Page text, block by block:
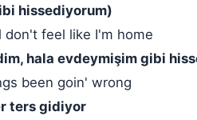
hissediyorum)
don't feel like I'm home
hala evdeymişim gibi
been goin' wrong
ters gidiyor